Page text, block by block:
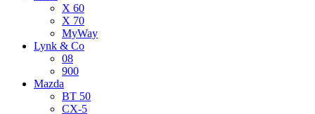
X 60
X 70
MyWay
Lynk & Co
08
900
Mazda
BT 50
CX-5